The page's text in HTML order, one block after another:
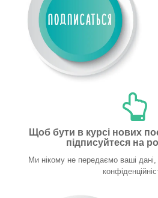
Щоб бути в курсі нових
підписуйтеся на
Ми нікому не передаємо ваші